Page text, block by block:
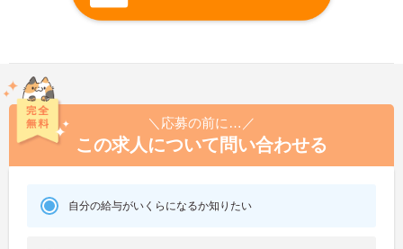
＼応募の前に…／
この求人について問い合わせる
自分の給与がいくらになるか知りたい